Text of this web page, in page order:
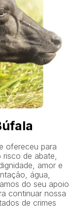
ofereceu para
risco de abate,
amor e
água,
do seu apoio
continuar nossa
de crimes